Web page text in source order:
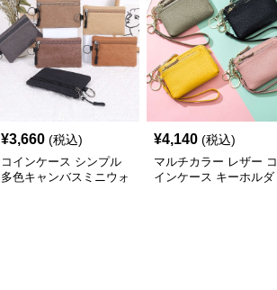
¥3,660 (税込)
コインケース シンプル
多色キャンバスミニウォ
¥4,140 (税込)
マルチカラー レザー コ
インケース キーホルダ